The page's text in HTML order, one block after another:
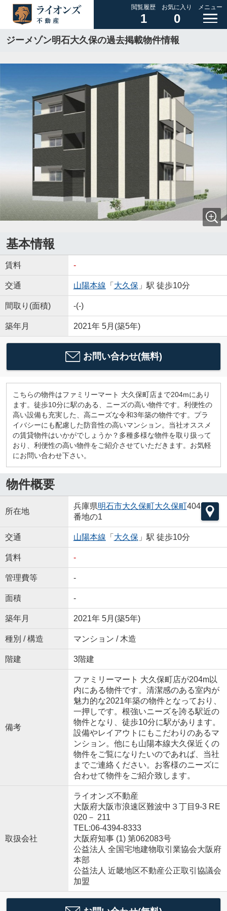
閲覧履歴
1
お気に入り
0
メニュー
ジーメゾン明石大久保の過去掲載物件情報
基本情報
賃料 -
交通 山陽本線 「 大久保 」駅 徒歩10分
間取り(面積) -(-)
築年月 2021年 5月(築5年)
お問い合わせ(無料)
こちらの物件はファミリーマート 大久保町店まで204mにあり
ます。徒歩10分に駅のある、ニーズの高い物件です。利便性の
高い設備も充実した、高ニーズな令和3年築の物件です。プラ
イバシーにも配慮した防音性の高いマンション。当社オススメ
の賃貸物件はいかがでしょうか？多種多様な物件を取り扱って
おり、利便性の高い物件をご紹介させていただきます。お気軽
にお問い合わせ下さい。
物件概要
所在地
兵庫県明石市大久保町大久保町404
番地の1
交通 山陽本線 「 大久保 」駅 徒歩10分
賃料 -
管理費等 -
面積 -
築年月 2021年 5月(築5年)
種別 / 構造 マンション / 木造
階建 3階建
備考
ファミリーマート 大久保町店が204m以
内にある物件です。清潔感のある室内が
魅力的な2021年築の物件となっており、
一押しです。根強いニーズを誇る駅近の
物件となり、徒歩10分に駅があります。
設備やレイアウトにもこだわりのあるマ
ンション。他にも山陽本線大久保近くの
物件をご覧になりたいのであれば、当社
までご連絡ください。お客様のニーズに
合わせて物件をご紹介致します。
取扱会社
ライオンズ不動産
大阪府大阪市浪速区難波中３丁目9-3 RE
020－ 211
TEL:06-4394-8333
大阪府知事 (1) 第062083号
公益法人 全国宅地建物取引業協会大阪府
本部
公益法人 近畿地区不動産公正取引協議会
加盟